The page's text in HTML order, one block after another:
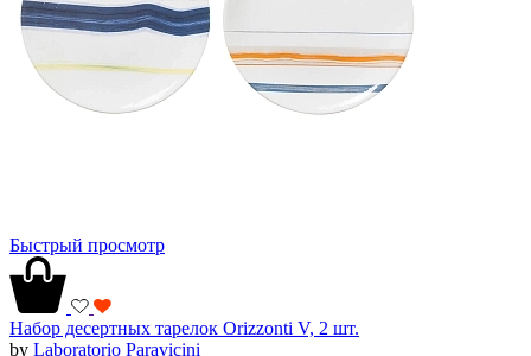
Быстрый просмотр
Набор десертных тарелок Orizzonti V, 2 шт.
by Laboratorio Paravicini